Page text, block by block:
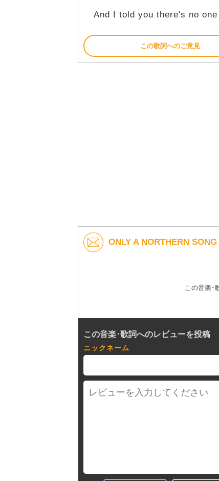
And I told you there's no
この歌詞へのご意見
ONLY A NORTHERN
この音楽･
この音楽･歌詞へのレビューを投稿
ニックネーム